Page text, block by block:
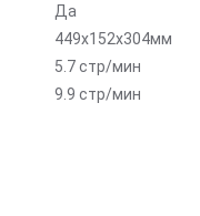
Да
449x152x304мм
5.7 стр/мин
9.9 стр/мин